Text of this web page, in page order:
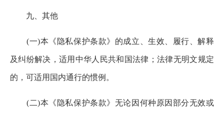
九、其他
(一)本《隐私保护条款》的成立、生效、履行、解释
及纠纷解决，适用中华人民共和国法律；法律无明文规定
的，可适用国内通行的惯例。
(二)本《隐私保护条款》无论因何种原因部分无效或